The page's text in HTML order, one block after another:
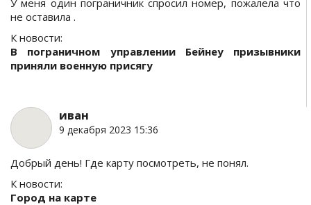
У меня один пограничник спросил номер, пожалела что
не оставила .
К новости:
В пограничном управлении Бейнеу призывники
приняли военную присягу
иван
9 декабря 2023 15:36
Добрый день! Где карту посмотреть, не понял.
К новости:
Город на карте